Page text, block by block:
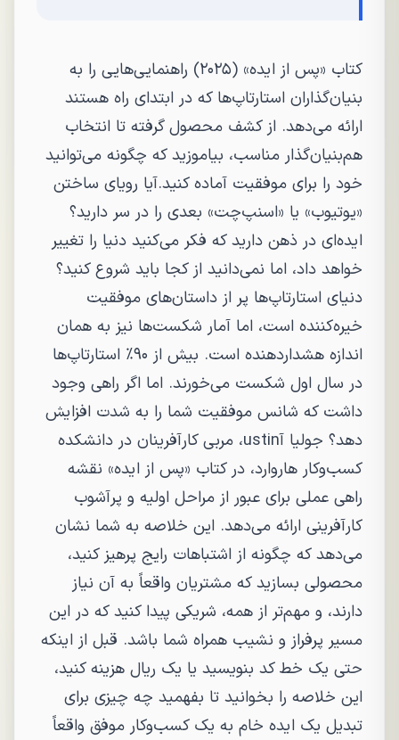
کتاب «پس از ایده» (۲۰۲۵) راهنمایی‌هایی را به
بنیان‌گذاران استارتاپ‌ها که در ابتدای راه هستند
ارائه می‌دهد. از کشف محصول گرفته تا انتخاب
هم‌بنیان‌گذار مناسب، بیاموزید که چگونه می‌توانید
خود را برای موفقیت آماده کنید.آیا رویای ساختن
«یوتیوب» یا «اسنپ‌چت» بعدی را در سر دارید؟
ایده‌ای در ذهن دارید که فکر می‌کنید دنیا را تغییر
خواهد داد، اما نمی‌دانید از کجا باید شروع کنید؟
دنیای استارتاپ‌ها پر از داستان‌های موفقیت
خیره‌کننده است، اما آمار شکست‌ها نیز به همان
اندازه هشداردهنده است. بیش از ۹۰٪ استارتاپ‌ها
در سال اول شکست می‌خورند. اما اگر راهی وجود
داشت که شانس موفقیت شما را به شدت افزایش
دهد؟ جولیا آustin، مربی کارآفرینان در دانشکده
کسب‌وکار هاروارد، در کتاب «پس از ایده» نقشه
راهی عملی برای عبور از مراحل اولیه و پرآشوب
کارآفرینی ارائه می‌دهد. این خلاصه به شما نشان
می‌دهد که چگونه از اشتباهات رایج پرهیز کنید،
محصولی بسازید که مشتریان واقعاً به آن نیاز
دارند، و مهم‌تر از همه، شریکی پیدا کنید که در این
مسیر پرفراز و نشیب همراه شما باشد. قبل از اینکه
حتی یک خط کد بنویسید یا یک ریال هزینه کنید،
این خلاصه را بخوانید تا بفهمید چه چیزی برای
تبدیل یک ایده خام به یک کسب‌وکار موفق واقعاً